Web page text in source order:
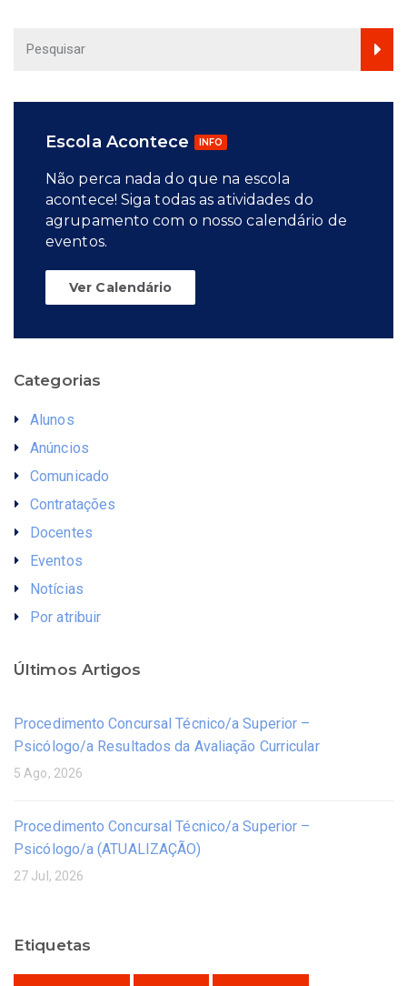
Escola Acontece INFO
Não perca nada do que na escola
acontece! Siga todas as atividades do
agrupamento com o nosso calendário de
eventos.
Ver Calendário
Categorias
Alunos
Anúncios
Comunicado
Contratações
Docentes
Eventos
Notícias
Por atribuir
Últimos Artigos
Procedimento Concursal Técnico/a Superior –
Psicólogo/a Resultados da Avaliação Curricular
5 Ago, 2026
Procedimento Concursal Técnico/a Superior –
Psicólogo/a (ATUALIZAÇÃO)
27 Jul, 2026
Etiquetas